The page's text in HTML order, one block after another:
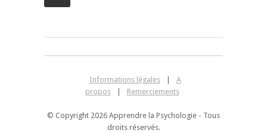
Informations légales
A
propos
Remerciements
© Copyright 2026 Apprendre la Psychologie - Tous
droits réservés.